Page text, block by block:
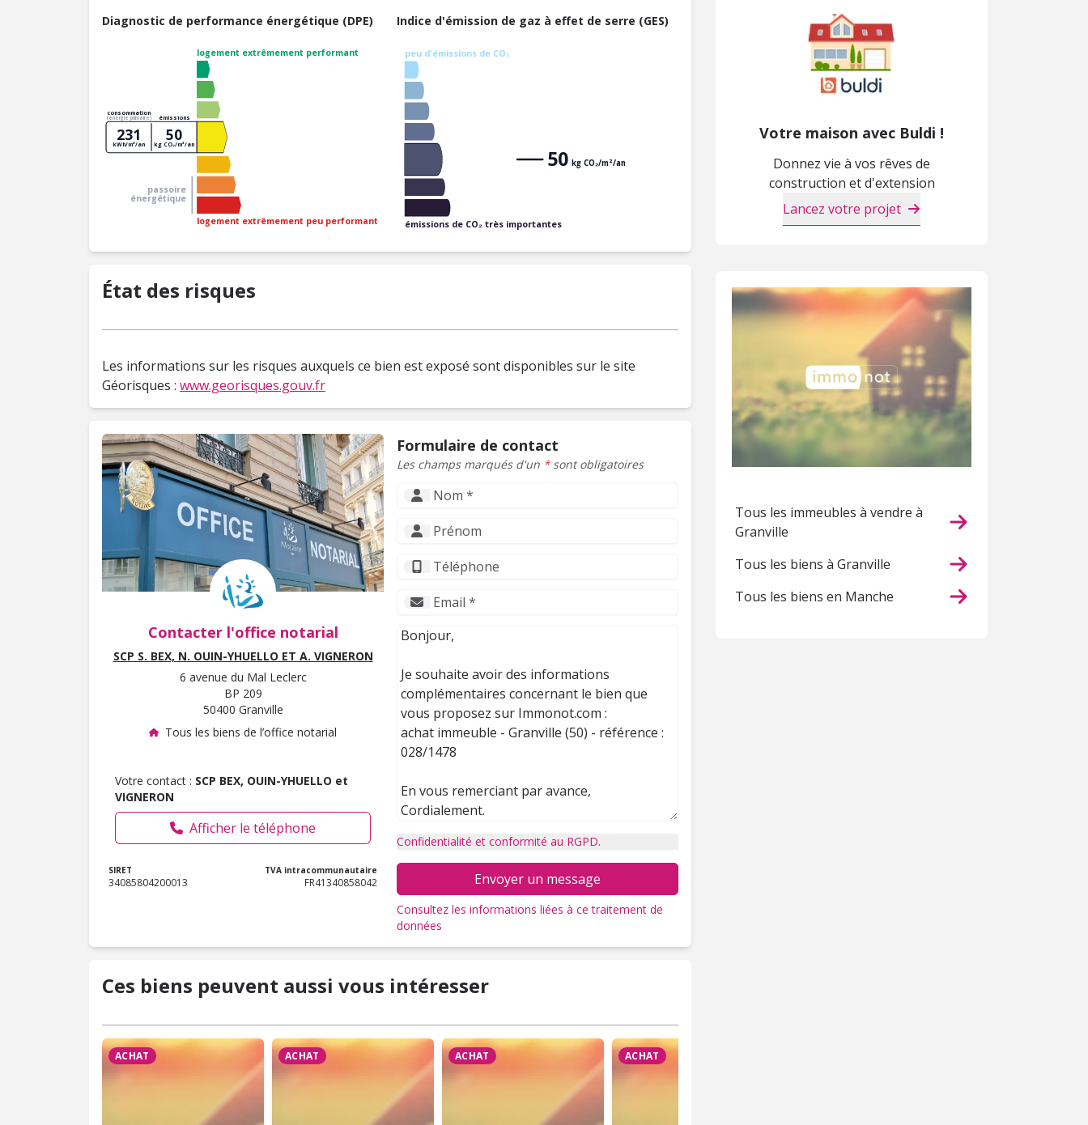
Diagnostic de performance énergétique (DPE)
logement extrêmement performant
logement extrêmement peu performant
passoire
énergétique
consommation
(énergie primaire) émissions
231
kWh/m²/an
50
kg CO₂/m²/an
Indice d'émission de gaz à effet de serre (GES)
peu d'émissions de CO₂
émissions de CO₂ très importantes
50 kg CO₂/m²/an
État des risques
Les informations sur les risques auxquels ce bien est exposé sont disponibles sur le site
Géorisques : www.georisques.gouv.fr
Contacter l'office notarial
SCP S. BEX, N. OUIN-YHUELLO ET A. VIGNERON
6 avenue du Mal Leclerc
BP 209
50400 Granville
Tous les biens de l’office notarial
Votre contact : SCP BEX, OUIN-YHUELLO et
VIGNERON
Afficher le téléphone
SIRET
34085804200013
TVA intracommunautaire
FR41340858042
Formulaire de contact
Les champs marqués d'un *sont obligatoires
Confidentialité et conformité au RGPD.
Envoyer un message
Consultez les informations liées à ce traitement de
données
Ces biens peuvent aussi vous intéresser
ACHAT ACHAT ACHAT ACHAT
Votre maison avec Buldi !
Donnez vie à vos rêves de
construction et d'extension
Lancez votre projet
Tous les immeubles à vendre à
Granville
Tous les biens à Granville
Tous les biens en Manche